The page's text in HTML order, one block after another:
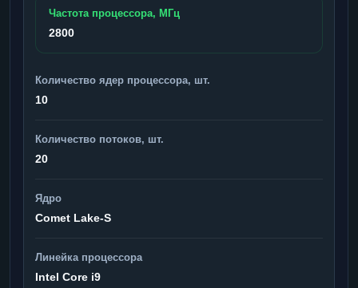
Частота процессора, МГц
2800
Количество ядер процессора, шт.
10
Количество потоков, шт.
20
Ядро
Comet Lake-S
Линейка процессора
Intel Core i9